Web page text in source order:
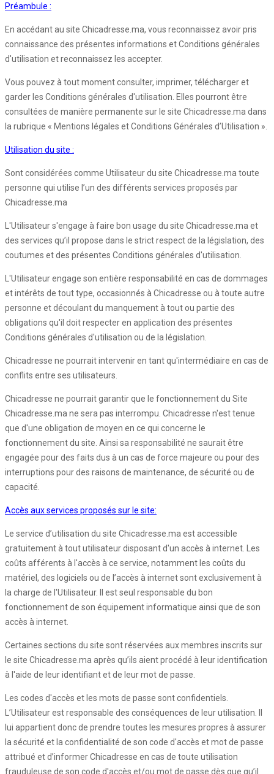
Préambule :
En accédant au site Chicadresse.ma, vous reconnaissez avoir pris
connaissance des présentes informations et Conditions générales
d'utilisation et reconnaissez les accepter.
Vous pouvez à tout moment consulter, imprimer, télécharger et
garder les Conditions générales d'utilisation. Elles pourront être
consultées de manière permanente sur le site Chicadresse.ma dans
la rubrique « Mentions légales et Conditions Générales d’Utilisation ».
Utilisation du site :
Sont considérées comme Utilisateur du site Chicadresse.ma toute
personne qui utilise l’un des différents services proposés par
Chicadresse.ma
L'Utilisateur s'engage à faire bon usage du site Chicadresse.ma et
des services qu’il propose dans le strict respect de la législation, des
coutumes et des présentes Conditions générales d'utilisation.
L'Utilisateur engage son entière responsabilité en cas de dommages
et intérêts de tout type, occasionnés à Chicadresse ou à toute autre
personne et découlant du manquement à tout ou partie des
obligations qu'il doit respecter en application des présentes
Conditions générales d'utilisation ou de la législation.
Chicadresse ne pourrait intervenir en tant qu'intermédiaire en cas de
conflits entre ses utilisateurs.
Chicadresse ne pourrait garantir que le fonctionnement du Site
Chicadresse.ma ne sera pas interrompu. Chicadresse n'est tenue
que d'une obligation de moyen en ce qui concerne le
fonctionnement du site. Ainsi sa responsabilité ne saurait être
engagée pour des faits dus à un cas de force majeure ou pour des
interruptions pour des raisons de maintenance, de sécurité ou de
capacité.
Accès aux services proposés sur le site:
Le service d’utilisation du site Chicadresse.ma est accessible
gratuitement à tout utilisateur disposant d'un accès à internet. Les
coûts afférents à l'accès à ce service, notamment les coûts du
matériel, des logiciels ou de l’accès à internet sont exclusivement à
la charge de l'Utilisateur. Il est seul responsable du bon
fonctionnement de son équipement informatique ainsi que de son
accès à internet.
Certaines sections du site sont réservées aux membres inscrits sur
le site Chicadresse.ma après qu’ils aient procédé à leur identification
à l'aide de leur identifiant et de leur mot de passe.
Les codes d'accès et les mots de passe sont confidentiels.
L’Utilisateur est responsable des conséquences de leur utilisation. Il
lui appartient donc de prendre toutes les mesures propres à assurer
la sécurité et la confidentialité de son code d'accès et mot de passe
attribué et d’informer Chicadresse en cas de toute utilisation
frauduleuse de son code d'accès et/ou mot de passe dès que qu’il